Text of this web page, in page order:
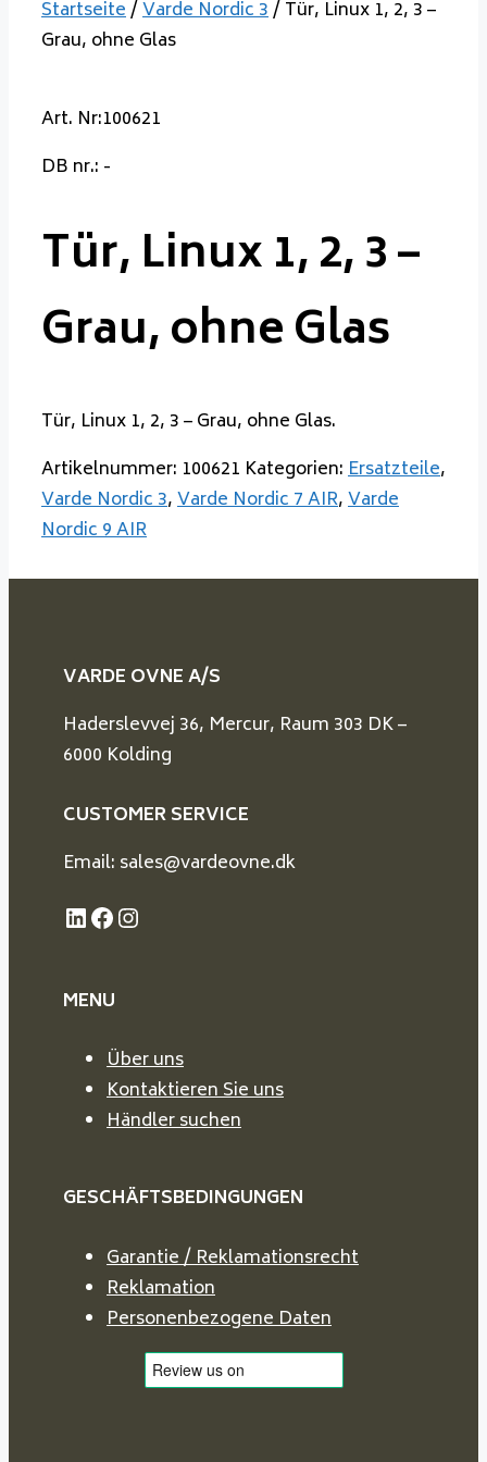
Startseite/Varde Nordic 3/ Tür, Linux 1, 2, 3 –
Grau, ohne Glas
Art. Nr:100621
DB nr.: -
Tür, Linux 1, 2, 3 –
Grau, ohne Glas
Tür, Linux 1, 2, 3 – Grau, ohne Glas.
Artikelnummer: 100621 Kategorien:Ersatzteile,
Varde Nordic 3,Varde Nordic 7 AIR,Varde
Nordic 9 AIR
VARDE OVNE A/S
Haderslevvej 36, Mercur, Raum 303 DK –
6000 Kolding
CUSTOMER SERVICE
Email: sales@vardeovne.dk
LinkedIn
Facebook
Instagram
MENU
Über uns
Kontaktieren Sie uns
Händler suchen
GESCHÄFTSBEDINGUNGEN
Garantie / Reklamationsrecht
Reklamation
Personenbezogene Daten